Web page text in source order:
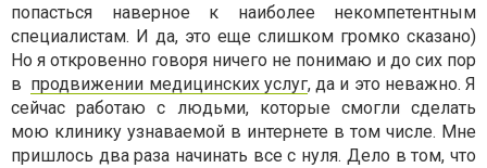
попасться наверное к наиболее некомпетентным
специалистам. И да, это еще слишком громко сказано)
Но я откровенно говоря ничего не понимаю и до сих пор
в продвижении медицинских услуг, да и это неважно. Я
сейчас работаю с людьми, которые смогли сделать
мою клинику узнаваемой в интернете в том числе. Мне
пришлось два раза начинать все с нуля. Дело в том, что